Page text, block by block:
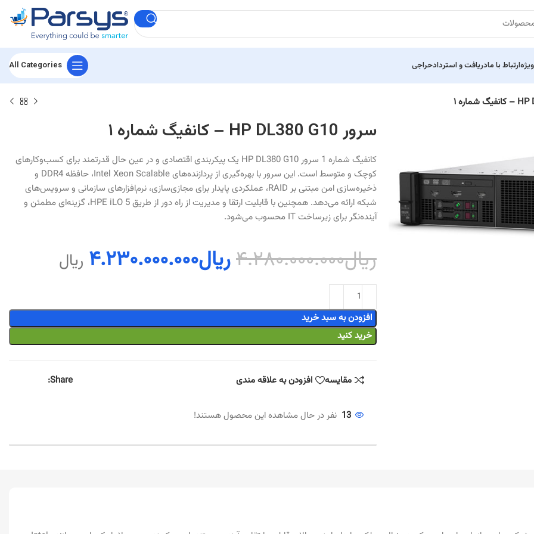
All Categories ارتباط با مادریافت و استردادحراجی
سرور HP DL380 G10 – کانفیگ شماره ۱
کانفیگ شماره 1 سرور HP DL380 G10 یک پیکربندی اقتصادی و در عین حال قدرتمند برای کسب‌وکارهای
کوچک و متوسط است. این سرور با بهره‌گیری از پردازنده‌های Intel Xeon Scalable، حافظه DDR4 و
ذخیره‌سازی امن مبتنی بر RAID، عملکردی پایدار برای مجازی‌سازی، نرم‌افزارهای سازمانی و سرویس‌های
شبکه ارائه می‌دهد. همچنین با قابلیت ارتقا و مدیریت از راه دور از طریق HPE iLO 5، گزینه‌ای مطمئن و
آینده‌نگر برای زیرساخت IT محسوب می‌شود.
ریال۴.۲۸۰.۰۰۰.۰۰۰ریال۴.۲۳۰.۰۰۰.۰۰۰ ریال
افزودن به سبد خرید
خرید کنید
مقایسه افزودن به علاقه مندی Share:
13 نفر در حال مشاهده این محصول هستند!